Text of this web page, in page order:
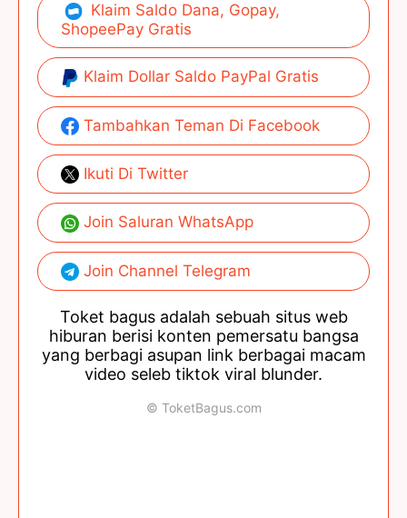
Klaim Saldo Dana, Gopay,
ShopeePay Gratis
Klaim Dollar Saldo PayPal Gratis
Tambahkan Teman Di Facebook
Ikuti Di Twitter
Join Saluran WhatsApp
Join Channel Telegram
Toket bagus adalah sebuah situs web
hiburan berisi konten pemersatu bangsa
yang berbagi asupan link berbagai macam
video seleb tiktok viral blunder.
© ToketBagus.com